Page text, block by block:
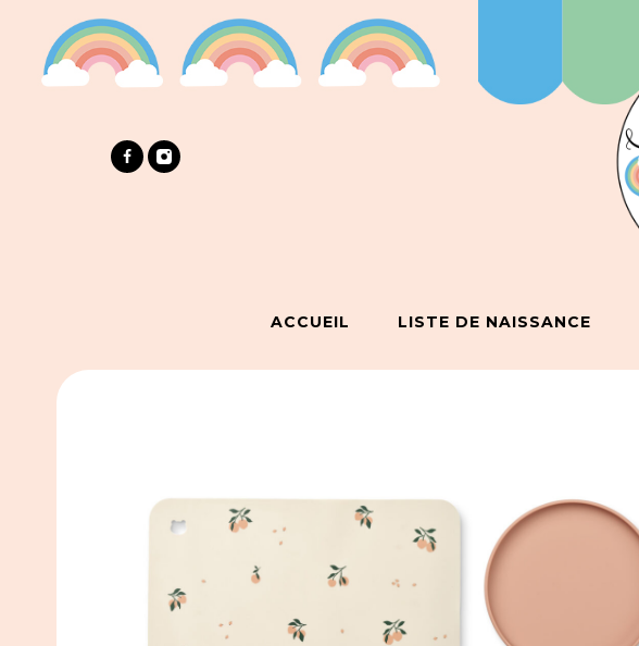
ACCUEIL LISTE DE NAISSANCE